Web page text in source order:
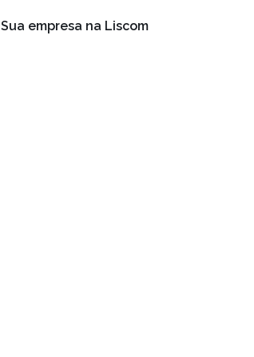
Sua empresa na Liscom